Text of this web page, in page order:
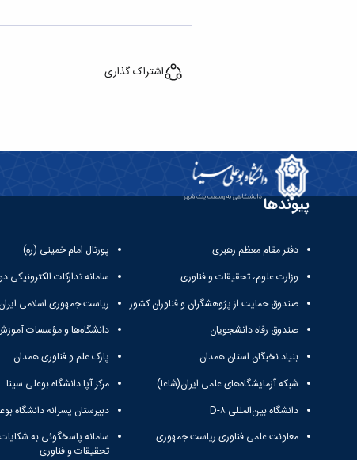
اشتراک گذاری
پیوندها
دفتر مقام معظم رهبری
وزارت علوم، تحقیقات و فناوری
صندوق حمایت از پژوهشگران و فناوران کشور
صندوق رفاه دانشجویان
بنیاد نخبگان استان همدان
شبکه آزمایشگاه‌های علمی ایران(شاعا)
دانشگاه بین‌المللی D-۸
معاونت علمی فناوری ریاست جمهوری
پورتال امام خمینی (ره)
سامانه تدارکات الکترونیکی
ریاست جمهوری اسلامی ایران
دانشگاه‌ها و مؤسسات
پارک علم و فناوری همدان
مرکز آپا دانشگاه بوعلی سینا
دبیرستان پسرانه دانشگاه
سامانه پاسخگوئی به
تحقیقات و فناوری